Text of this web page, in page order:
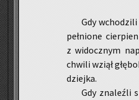
Gdy
peł­nio­ne
z wi­docz­nym
chwi­li wziął
dziej­ka.
Gdy zna­leź­li